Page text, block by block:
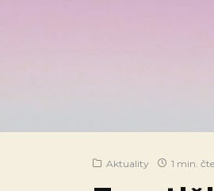
Aktuality 1 min.